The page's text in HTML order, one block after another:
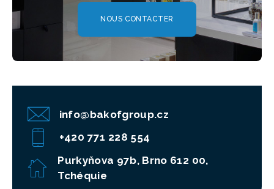
NOUS CONTACTER
info@bakofgroup.cz
+420 771 228 554
Purkyňova 97b, Brno 612 00,
Tchéquie